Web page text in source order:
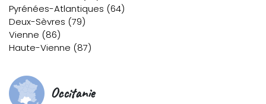
Pyrénées-Atlantiques (64)
Deux-Sèvres (79)
Vienne (86)
Haute-Vienne (87)
Occitanie